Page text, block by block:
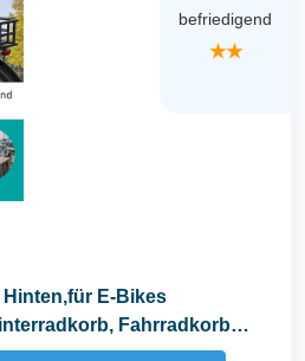
befriedigend
★★
Hinten,für E-Bikes
Fahrradkorb